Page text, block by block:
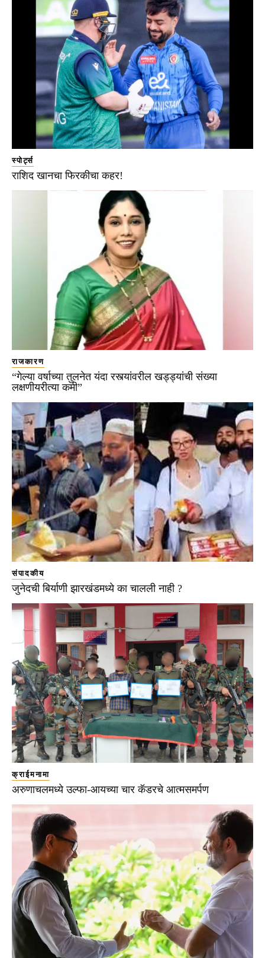
स्पोर्ट्स
राशिद खानचा फिरकीचा कहर!
राजकारण
“गेल्या वर्षाच्या तुलनेत यंदा रस्त्यांवरील खड्ड्यांची संख्या
लक्षणीयरीत्या कमी”
संपादकीय
जुनेदची बिर्याणी झारखंडमध्ये का चालली नाही ?
क्राईमनामा
अरुणाचलमध्ये उल्फा-आयच्या चार कॅडरचे आत्मसमर्पण